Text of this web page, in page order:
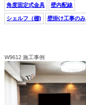
角度固定式金具 壁内配線
シェルフ（棚) 壁掛け工事のみ
W9612 施工事例